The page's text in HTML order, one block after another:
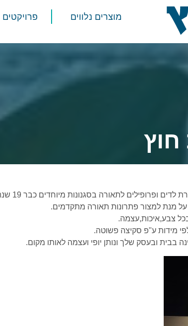
מוצרים נלווים פרויקטים
ופרופילים לתאורה בסגנונות מיוחדים כבר 19 שנה.
מנת למצור פתרונות תאורה מתקדמים.
צבע,איכות,עצמה.
מידות ע"פ סקיצה פשוטה.
בבית ובעסק שלך ונותן יופי ועצמה לאותו מקום.